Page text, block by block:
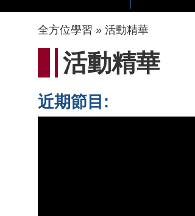
導
航
結
全方位學習 活動精華
活動精華
近期節目: